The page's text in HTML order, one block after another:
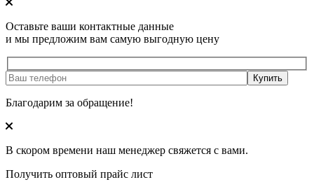
Оставьте ваши контактные данные
и мы предложим вам самую выгодную цену
Благодарим за обращение!
В скором времени наш менеджер свяжется с вами.
Получить оптовый прайс лист